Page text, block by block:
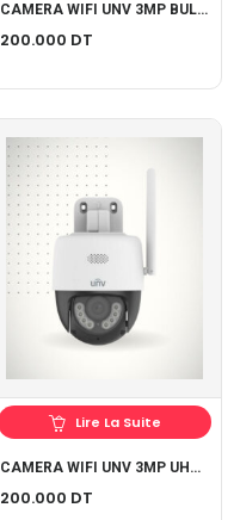
CAMERA WIFI UNV 3MP BULLET DUAL LIGHT UHO-B2D-M3F3D
200.000 DT
Lire La Suite
CAMERA WIFI UNV 3MP UHO-P1A-M3F4D
200.000 DT